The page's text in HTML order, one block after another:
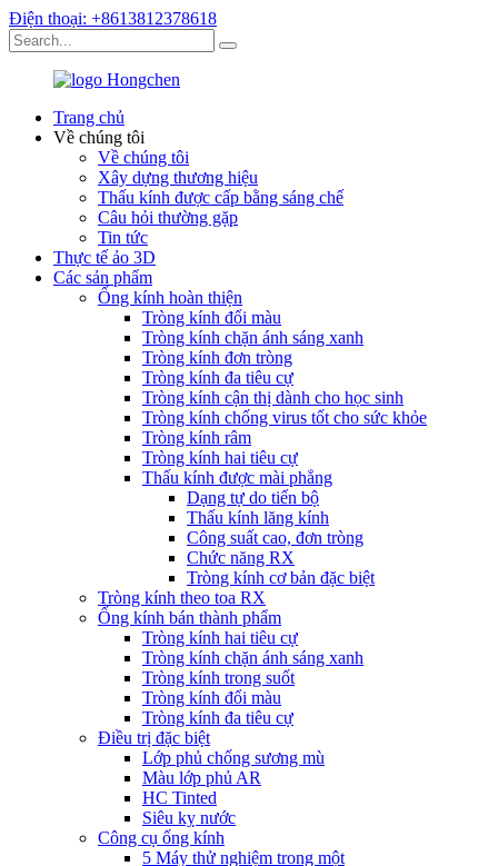
Điện thoại: +8613812378618
Trang chủ
Về chúng tôi
Về chúng tôi
Xây dựng thương hiệu
Thấu kính được cấp bằng sáng chế
Câu hỏi thường gặp
Tin tức
Thực tế ảo 3D
Các sản phẩm
Ống kính hoàn thiện
Tròng kính đổi màu
Tròng kính chặn ánh sáng xanh
Tròng kính đơn tròng
Tròng kính đa tiêu cự
Tròng kính cận thị dành cho học sinh
Tròng kính chống virus tốt cho sức khỏe
Tròng kính râm
Tròng kính hai tiêu cự
Thấu kính được mài phẳng
Dạng tự do tiến bộ
Thấu kính lăng kính
Công suất cao, đơn tròng
Chức năng RX
Tròng kính cơ bản đặc biệt
Tròng kính theo toa RX
Ống kính bán thành phẩm
Tròng kính hai tiêu cự
Tròng kính chặn ánh sáng xanh
Tròng kính trong suốt
Tròng kính đổi màu
Tròng kính đa tiêu cự
Điều trị đặc biệt
Lớp phủ chống sương mù
Màu lớp phủ AR
HC Tinted
Siêu kỵ nước
Công cụ ống kính
5 Máy thử nghiệm trong một